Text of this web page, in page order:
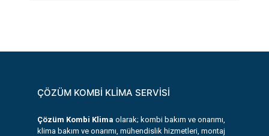
ÇÖZÜM KOMBİ KLİMA SERVİSİ
Çözüm Kombi Klima olarak; kombi bakım ve onarımı,
klima bakım ve onarımı, mühendislik hizmetleri, montaj